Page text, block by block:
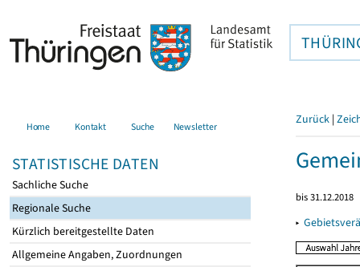
Home Kontakt Suche Newsletter
STATISTISCHE DATEN
Sachliche Suche
Regionale Suche
Kürzlich bereitgestellte Daten
Allgemeine Angaben, Zuordnungen
Zurück |
bis 31.12.2018
▸